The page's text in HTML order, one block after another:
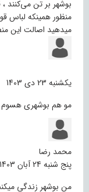
بوشهر بر تن
منظور همینکه لباس
میدهید اصالت این
یکشنبه 23 دی 1403
مو هم بوشهری هسوم
محمد رضا
پنج شنبه 24 آبان 1403
من بوشهر زندگی